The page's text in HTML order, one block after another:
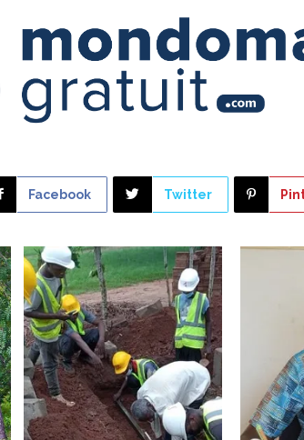
Facebook Twitter